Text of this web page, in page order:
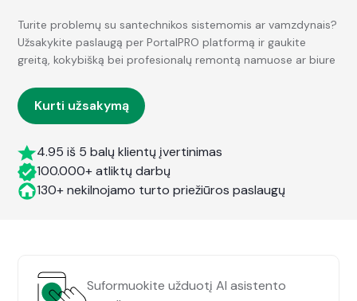
Turite problemų su santechnikos sistemomis ar vamzdynais?
Užsakykite paslaugą per PortalPRO platformą ir gaukite
greitą, kokybišką bei profesionalų remontą namuose ar biure
Kurti užsakymą
4.95 iš 5 balų klientų įvertinimas
100.000+ atliktų darbų
130+ nekilnojamo turto priežiūros paslaugų
Suformuokite užduotį AI asistento